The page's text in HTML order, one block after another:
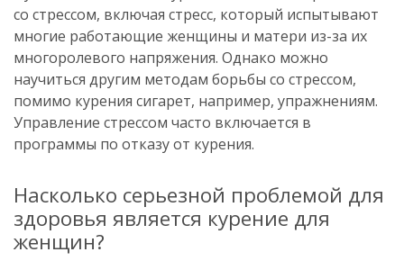
со стрессом, включая стресс, который испытывают
многие работающие женщины и матери из-за их
многоролевого напряжения. Однако можно
научиться другим методам борьбы со стрессом,
помимо курения сигарет, например, упражнениям.
Управление стрессом часто включается в
программы по отказу от курения.
Насколько серьезной проблемой для
здоровья является курение для
женщин?